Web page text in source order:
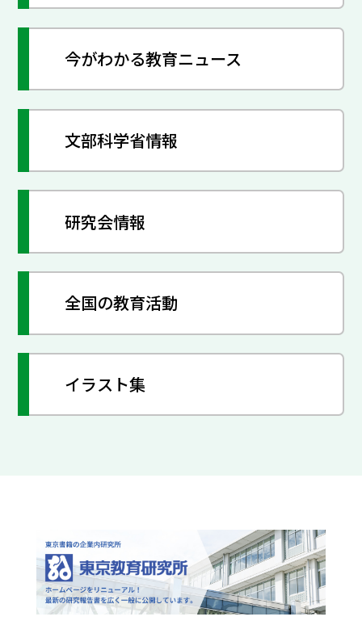
今がわかる教育ニュース
文部科学省情報
研究会情報
全国の教育活動
イラスト集